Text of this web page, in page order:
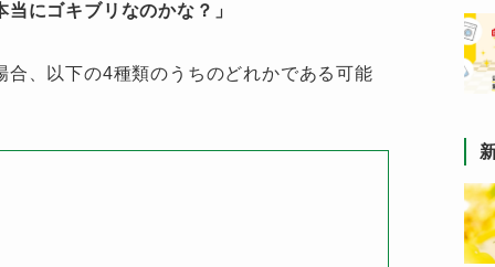
にゴキブリなのかな？」
、以下の4種類のうちのどれかである可能